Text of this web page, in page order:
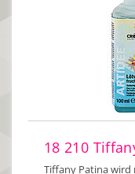
18 210
Tiffany Patina wird